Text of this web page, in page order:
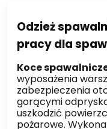
Odzież
pracy dla
Koce
wyposażenia
zabezpieczenia
gorącymi
uszkodzić
pożarowe.